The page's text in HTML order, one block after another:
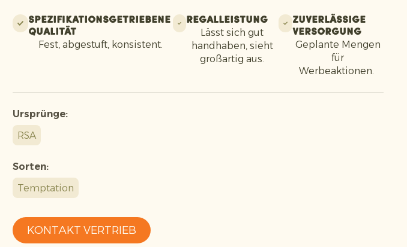
Spezifikationsgetriebene
Qualität
Fest, abgestuft, konsistent.
Regalleistung
Lässt sich gut
handhaben, sieht
großartig aus.
Zuverlässige
Versorgung
Geplante Mengen
für
Werbeaktionen.
Ursprünge:
RSA
Sorten:
Temptation
KONTAKT VERTRIEB